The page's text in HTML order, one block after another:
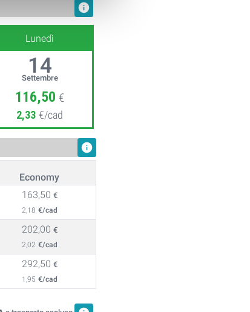
info
Lunedì
14
Settembre
116,50 €
2,33 €/cad
info
Economy
163,50 €
2,18 €/cad
202,00 €
2,02 €/cad
292,50 €
1,95 €/cad